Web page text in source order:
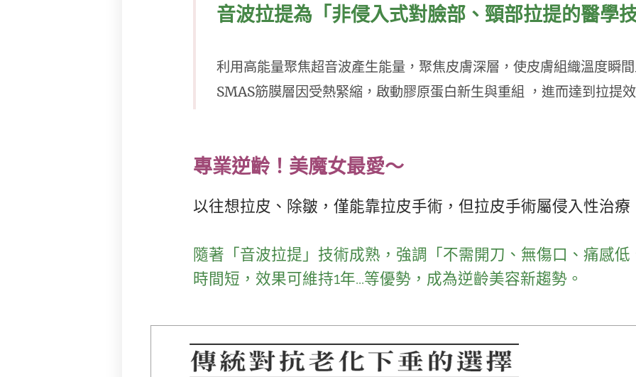
音波拉提為「非侵入式對臉部、頸部拉提的醫學
利用高能量聚焦超音波產生能量，聚焦皮膚深層，使皮膚組織溫度瞬
SMAS筋膜層因受熱緊縮，啟動膠原蛋白新生與重組 ，進而達到拉提
專業逆齡！美魔女最愛～
以往想拉皮、除皺，僅能靠拉皮手術，但拉皮手術屬侵入性治
隨著「音波拉提」技術成熟，強調
「不需開刀、無傷口、痛感
時間短，效果可維持1年...等優勢，成為逆齡美容新趨勢。